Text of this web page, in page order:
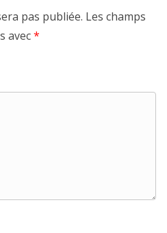
pas publiée. Les champs
avec*